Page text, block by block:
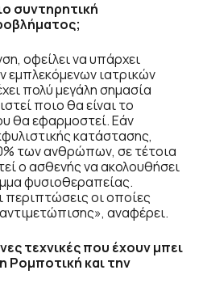
συντηρητική
οφείλει να υπάρχει
εμπλεκόμενων ιατρικών
πολύ μεγάλη σημασία
ποιο θα είναι το
θα εφαρμοστεί. Εάν
κατάστασης,
των ανθρώπων, σε τέτοια
ο ασθενής να ακολουθήσει
φυσιοθεραπείας.
οι οποίες
αναφέρει.
τεχνικές που έχουν μπει
Ρομποτική και την